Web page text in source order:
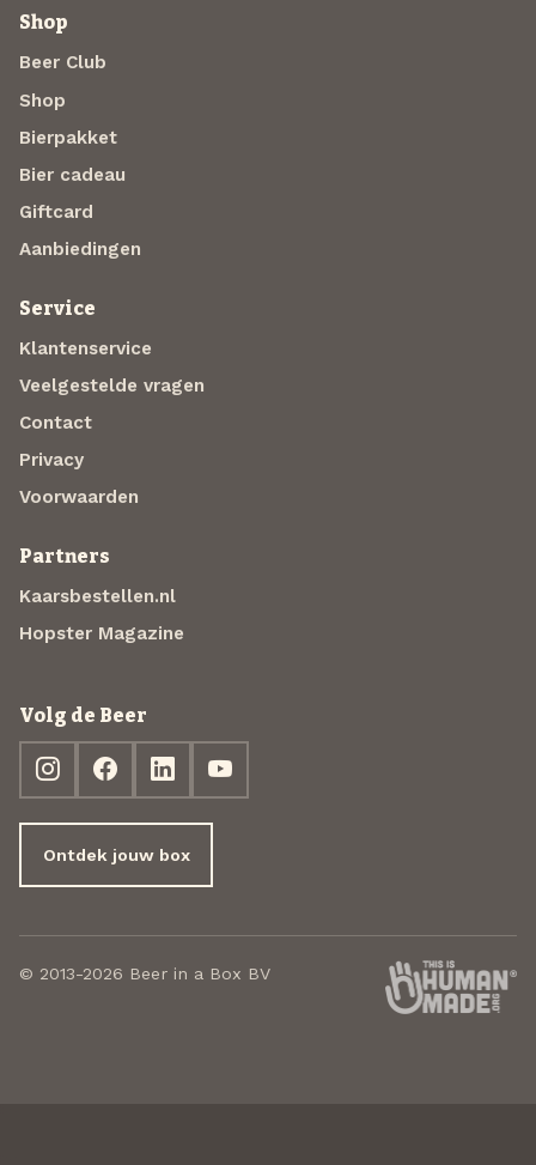
Shop
Beer Club
Shop
Bierpakket
Bier cadeau
Giftcard
Aanbiedingen
Service
Klantenservice
Veelgestelde vragen
Contact
Privacy
Voorwaarden
Partners
Kaarsbestellen.nl
Hopster Magazine
Volg de Beer
Ontdek jouw box
© 2013-2026 Beer in a Box BV